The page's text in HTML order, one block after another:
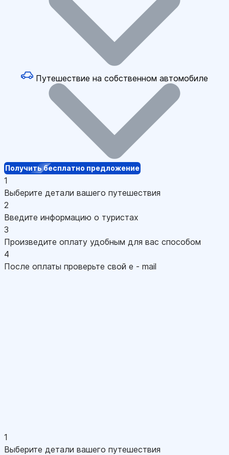
Путешествие на собственном автомобиле
Получить бесплатно предложение
1
Выберите детали вашего путешествия
2
Введите информацию о туристах
3
Произведите оплату удобным для вас способом
4
После оплаты проверьте свой e - mail
1
Выберите детали вашего путешествия